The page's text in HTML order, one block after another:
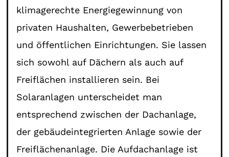
klimagerechte Energiegewinnung von
privaten Haushalten, Gewerbebetrieben
und öffentlichen Einrichtungen. Sie lassen
sich sowohl auf Dächern als auch auf
Freiflächen installieren sein. Bei
Solaranlagen unterscheidet man
entsprechend zwischen der Dachanlage,
der gebäudeintegrierten Anlage sowie der
Freiflächenanlage. Die Aufdachanlage ist